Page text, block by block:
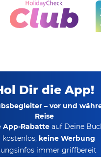
Dir die App!
– vor und
Reise
App-Rabatte auf Deine
keine Werbung
immer griffbereit